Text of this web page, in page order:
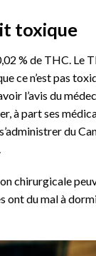
toxique
% de THC. Le
ce n’est pas
l’avis du
à part ses
du
chirurgicale
ont du mal à